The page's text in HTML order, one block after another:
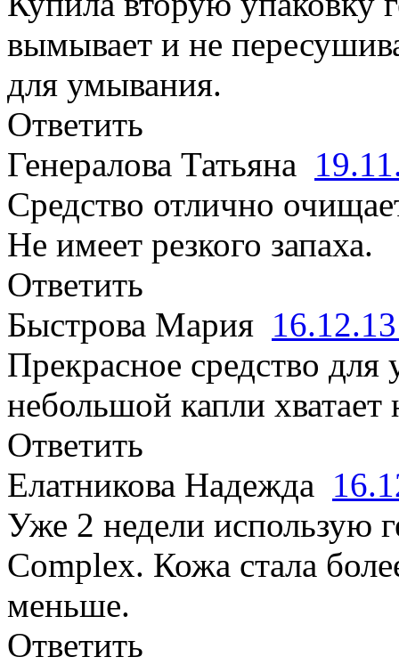
вымывает и не
для умывания.
Ответить
Генералова Татьяна
Средство отлично
Не имеет резкого запаха.
Ответить
Быстрова Мария
Прекрасное средство
небольшой капли
Ответить
Елатникова Надежда
Уже 2 недели использую
Complex. Кожа стала
меньше.
Ответить